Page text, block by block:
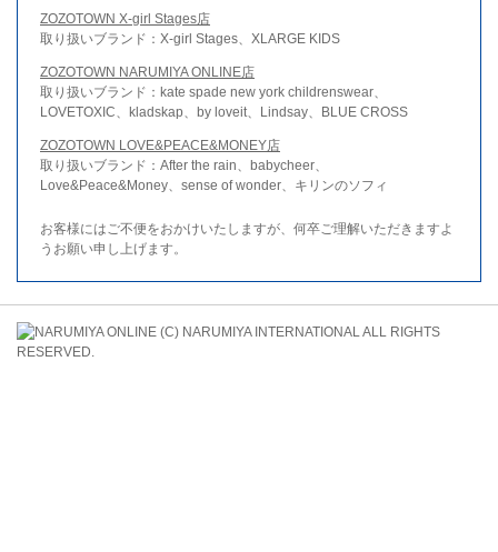
ZOZOTOWN X-girl Stages店
取り扱いブランド：X-girl Stages、XLARGE KIDS
ZOZOTOWN NARUMIYA ONLINE店
取り扱いブランド：kate spade new york childrenswear、
LOVETOXIC、kladskap、by loveit、Lindsay、BLUE CROSS
ZOZOTOWN LOVE&PEACE&MONEY店
取り扱いブランド：After the rain、babycheer、
Love&Peace&Money、sense of wonder、キリンのソフィ
お客様にはご不便をおかけいたしますが、何卒ご理解いただきますよ
うお願い申し上げます。